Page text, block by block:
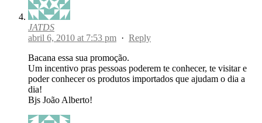
JATDS
abril 6, 2010 at 7:53 pm · Reply
Bacana essa sua promoção.
Um incentivo pras pessoas poderem te conhecer, te visitar e
poder conhecer os produtos importados que ajudam o dia a
dia!
Bjs João Alberto!